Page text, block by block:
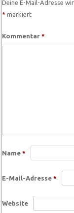
Deine E-Mail-Adresse
* markiert
Kommentar*
Name*
E-Mail-Adresse*
Website